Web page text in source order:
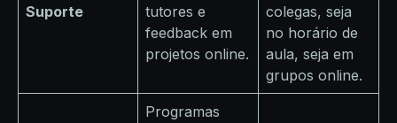
Suporte
tutores e
feedback em
projetos online.
colegas, seja
no horário de
aula, seja em
grupos online.
Programas